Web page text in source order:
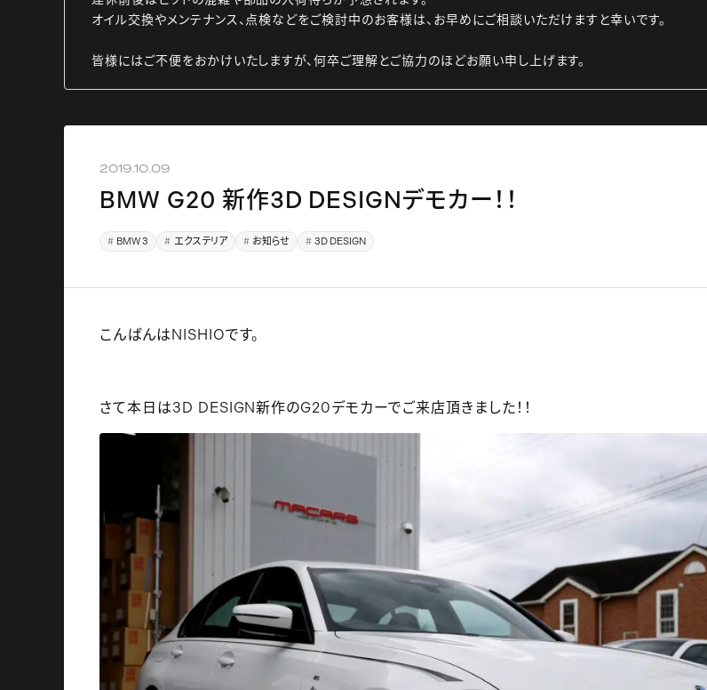
オイル交換やメンテナンス、点検などをご検討中のお客様は、お早めにご相談いただけますと幸いです。
皆様にはご不便をおかけいたしますが、何卒ご理解とご協力のほどお願い申し上げます。
2019.10.09
BMW G20 新作3D DESIGNデモカー！！
BMW 3 エクステリア お知らせ 3D DESIGN
こんばんはNISHIOです。
さて本日は3D DESIGN新作のG20デモカーでご来店頂きました！！